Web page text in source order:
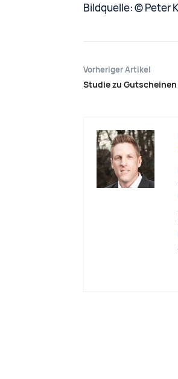
Bildquelle: © Peter
Vorheriger Artikel
Studie zu